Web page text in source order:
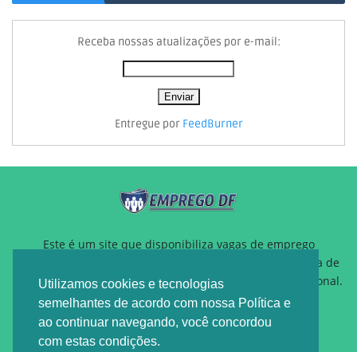
Utilizamos cookies e tecnologias
semelhantes de acordo com nossa Política e
ao continuar navegando, você concordou
com estas condições.
Receba nossas atualizações por e-mail:
Entregue por FeedBurner
Este é um site que disponibiliza vagas de emprego
gratuitamente para auxiliar pessoas que estão a procura de
um novo emprego ou querem reposicionamento profissional.